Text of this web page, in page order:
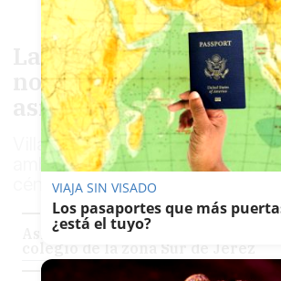
Las Zambombas de
no pierden la esencia
así se ha disfrutado en
Villancicos de los de toda la vida
ambiente lejos del 'infierno' de
céntrica de la ciudad
Así ha sido la animada Zambomba
colegio de la zona Sur de Jerez
VIAJA SIN VISADO
Los pasaportes que más
¿está el tuyo?